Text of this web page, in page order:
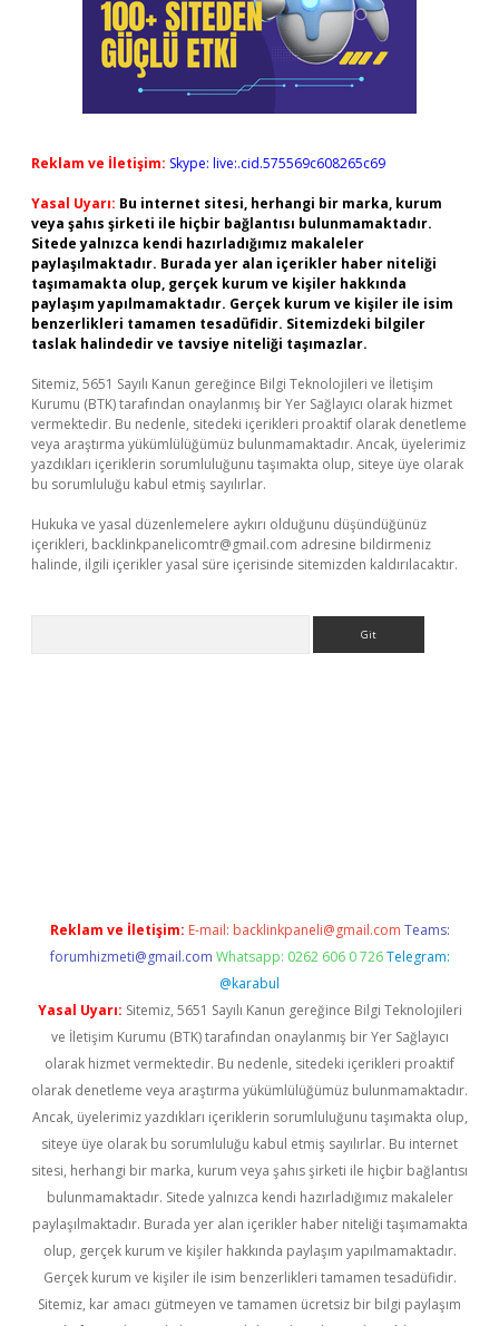
Reklam ve İletişim: Skype: live:.cid.575569c608265c69
Yasal Uyarı: Bu internet sitesi, herhangi bir marka, kurum
veya şahıs şirketi ile hiçbir bağlantısı bulunmamaktadır.
Sitede yalnızca kendi hazırladığımız makaleler
paylaşılmaktadır. Burada yer alan içerikler haber niteliği
taşımamakta olup, gerçek kurum ve kişiler hakkında
paylaşım yapılmamaktadır. Gerçek kurum ve kişiler ile isim
benzerlikleri tamamen tesadüfidir. Sitemizdeki bilgiler
taslak halindedir ve tavsiye niteliği taşımazlar.
Sitemiz, 5651 Sayılı Kanun gereğince Bilgi Teknolojileri ve İletişim
Kurumu (BTK) tarafından onaylanmış bir Yer Sağlayıcı olarak hizmet
vermektedir. Bu nedenle, sitedeki içerikleri proaktif olarak denetleme
veya araştırma yükümlülüğümüz bulunmamaktadır. Ancak, üyelerimiz
yazdıkları içeriklerin sorumluluğunu taşımakta olup, siteye üye olarak
bu sorumluluğu kabul etmiş sayılırlar.
Hukuka ve yasal düzenlemelere aykırı olduğunu düşündüğünüz
içerikleri, backlinkpanelicomtr@gmail.com adresine bildirmeniz
halinde, ilgili içerikler yasal süre içerisinde sitemizden kaldırılacaktır.
Reklam ve İletişim: E-mail: backlinkpaneli@gmail.com Teams:
forumhizmeti@gmail.com Whatsapp: 0262 606 0 726 Telegram:
@karabul
Yasal Uyarı: Sitemiz, 5651 Sayılı Kanun gereğince Bilgi Teknolojileri
ve İletişim Kurumu (BTK) tarafından onaylanmış bir Yer Sağlayıcı
olarak hizmet vermektedir. Bu nedenle, sitedeki içerikleri proaktif
olarak denetleme veya araştırma yükümlülüğümüz bulunmamaktadır.
Ancak, üyelerimiz yazdıkları içeriklerin sorumluluğunu taşımakta olup,
siteye üye olarak bu sorumluluğu kabul etmiş sayılırlar. Bu internet
sitesi, herhangi bir marka, kurum veya şahıs şirketi ile hiçbir bağlantısı
bulunmamaktadır. Sitede yalnızca kendi hazırladığımız makaleler
paylaşılmaktadır. Burada yer alan içerikler haber niteliği taşımamakta
olup, gerçek kurum ve kişiler hakkında paylaşım yapılmamaktadır.
Gerçek kurum ve kişiler ile isim benzerlikleri tamamen tesadüfidir.
Sitemiz, kar amacı gütmeyen ve tamamen ücretsiz bir bilgi paylaşım